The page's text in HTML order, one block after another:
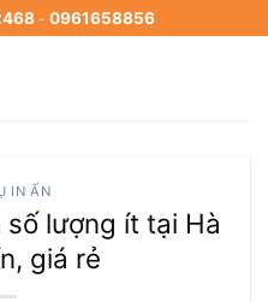
- 0961658856
IN ẤN
lượng ít tại Hà
giá rẻ